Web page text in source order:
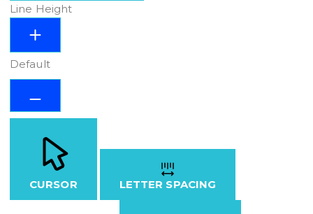
Line Height
Default
CURSOR LETTER SPACING